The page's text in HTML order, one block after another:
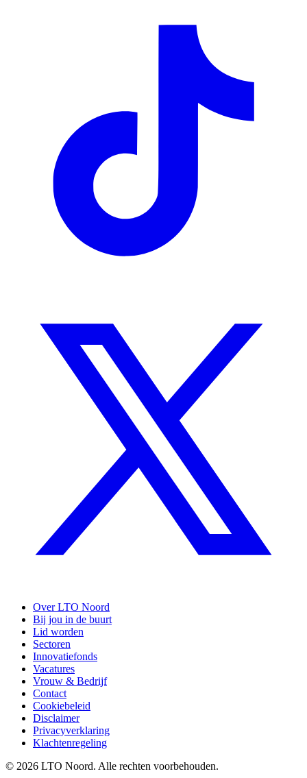
Over LTO Noord
Bij jou in de buurt
Lid worden
Sectoren
Innovatiefonds
Vacatures
Vrouw & Bedrijf
Contact
Cookiebeleid
Disclaimer
Privacyverklaring
Klachtenregeling
© 2026 LTO Noord. Alle rechten voorbehouden.